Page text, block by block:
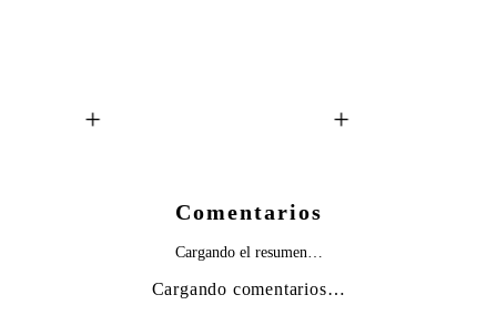
Comentarios
Cargando el resumen…
Cargando comentarios…